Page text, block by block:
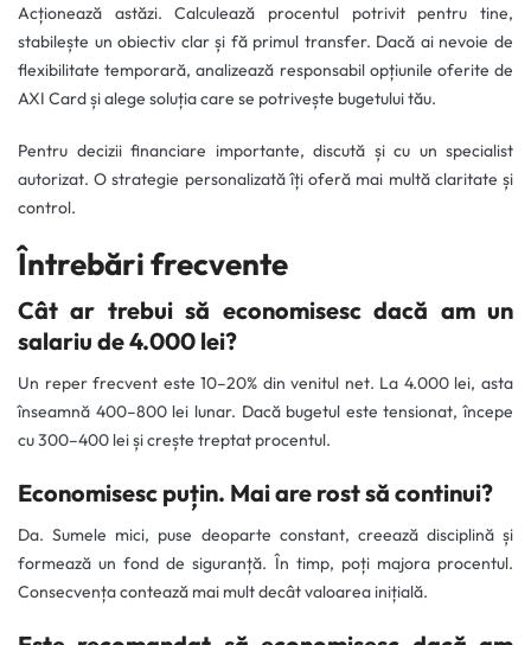
Acționează astăzi. Calculează procentul potrivit pentru tine,
stabilește un obiectiv clar și fă primul transfer. Dacă ai nevoie de
flexibilitate temporară, analizează responsabil opțiunile oferite de
AXI Card și alege soluția care se potrivește bugetului tău.
Pentru decizii financiare importante, discută și cu un specialist
autorizat. O strategie personalizată îți oferă mai multă claritate și
control.
Întrebări frecvente
Cât ar trebui să economisesc dacă am un
salariu de 4.000 lei?
Un reper frecvent este 10–20% din venitul net. La 4.000 lei, asta
înseamnă 400–800 lei lunar. Dacă bugetul este tensionat, începe
cu 300–400 lei și crește treptat procentul.
Economisesc puțin. Mai are rost să continui?
Da. Sumele mici, puse deoparte constant, creează disciplină și
formează un fond de siguranță. În timp, poți majora procentul.
Consecvența contează mai mult decât valoarea inițială.